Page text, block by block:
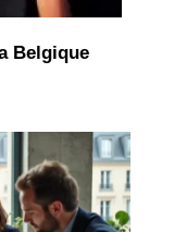
Belgique